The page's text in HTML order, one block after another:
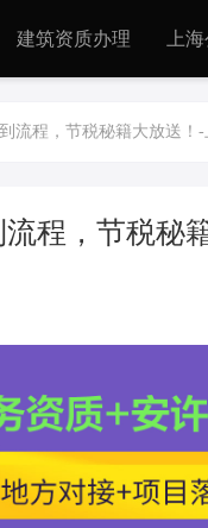
建筑资质办理 上
流程，节税秘籍大放送！
程，节税秘